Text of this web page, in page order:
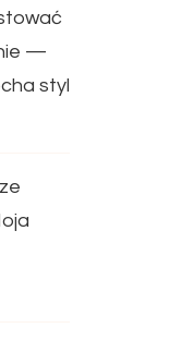
—
styl